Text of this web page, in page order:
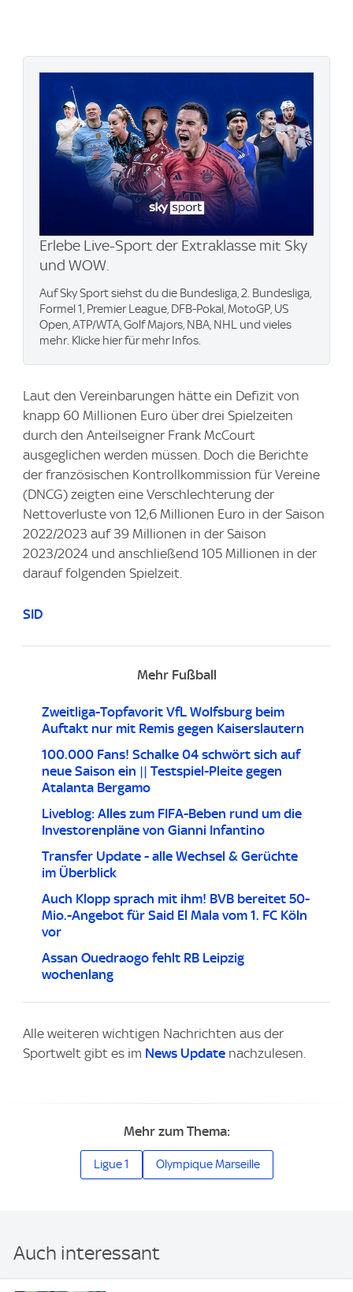
Erlebe Live-Sport der Extraklasse mit Sky
und WOW.
Auf Sky Sport siehst du die Bundesliga, 2. Bundesliga,
Formel 1, Premier League, DFB-Pokal, MotoGP, US
Open, ATP/WTA, Golf Majors, NBA, NHL und vieles
mehr. Klicke hier für mehr Infos.
Laut den Vereinbarungen hätte ein Defizit von
knapp 60 Millionen Euro über drei Spielzeiten
durch den Anteilseigner Frank McCourt
ausgeglichen werden müssen. Doch die Berichte
der französischen Kontrollkommission für Vereine
(DNCG) zeigten eine Verschlechterung der
Nettoverluste von 12,6 Millionen Euro in der Saison
2022/2023 auf 39 Millionen in der Saison
2023/2024 und anschließend 105 Millionen in der
darauf folgenden Spielzeit.
SID
Mehr Fußball
Zweitliga-Topfavorit VfL Wolfsburg beim
Auftakt nur mit Remis gegen Kaiserslautern
100.000 Fans! Schalke 04 schwört sich auf
neue Saison ein || Testspiel-Pleite gegen
Atalanta Bergamo
Liveblog: Alles zum FIFA-Beben rund um die
Investorenpläne von Gianni Infantino
Transfer Update - alle Wechsel & Gerüchte
im Überblick
Auch Klopp sprach mit ihm! BVB bereitet 50-
Mio.-Angebot für Said El Mala vom 1. FC Köln
vor
Assan Ouedraogo fehlt RB Leipzig
wochenlang
Alle weiteren wichtigen Nachrichten aus der
Sportwelt gibt es im News Update nachzulesen.
Mehr zum Thema:
Ligue 1 Olympique Marseille
Auch interessant